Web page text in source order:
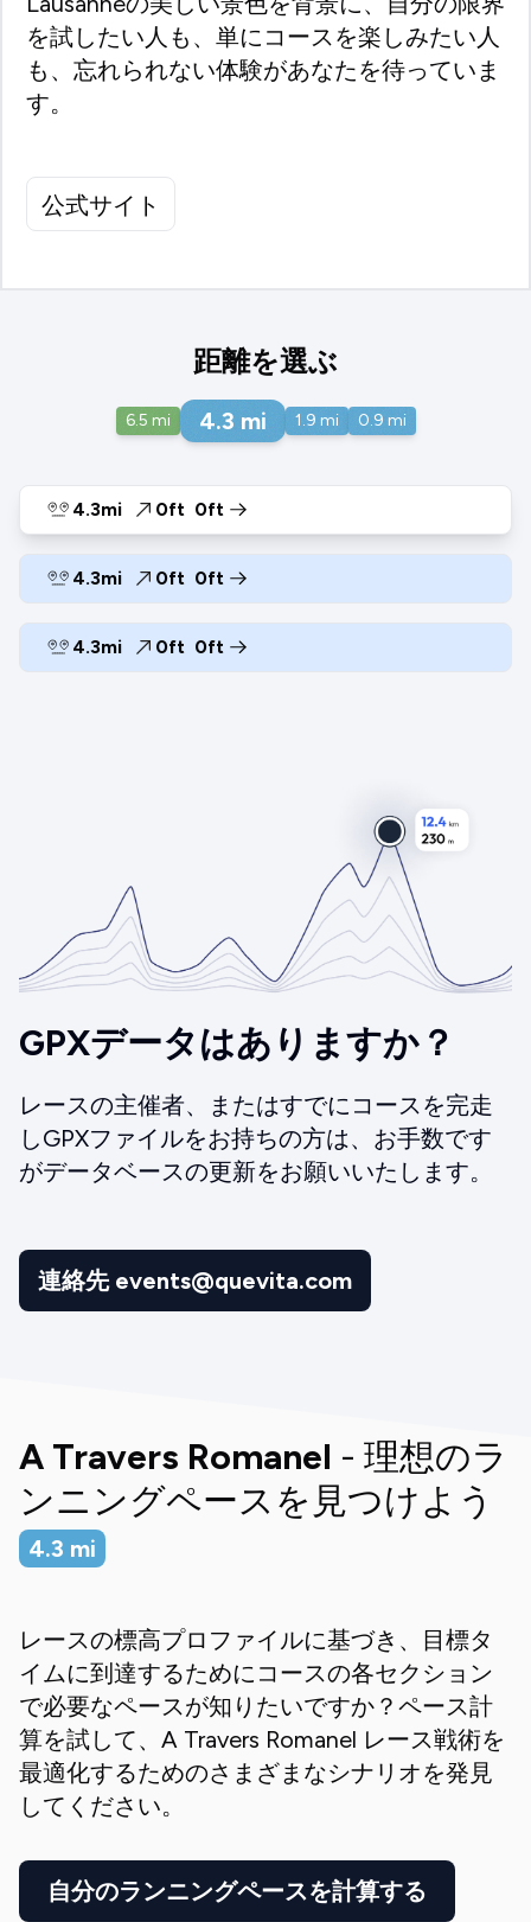
を試したい人も、単にコースを楽しみたい人
も、忘れられない体験があなたを待っていま
す。
公式サイト
距離を選ぶ
6.5 mi 4.3 mi 1.9 mi 0.9 mi
4.3mi 0ft 0ft
4.3mi 0ft 0ft
4.3mi 0ft 0ft
GPXデータはありますか？
レースの主催者、またはすでにコースを完走
しGPXファイルをお持ちの方は、お手数です
がデータベースの更新をお願いいたします。
連絡先 events@quevita.com
A Travers Romanel - 理想のラ
ンニングペースを見つけよう
4.3 mi
レースの標高プロファイルに基づき、目標タ
イムに到達するためにコースの各セクション
で必要なペースが知りたいですか？ペース計
算を試して、 A Travers Romanel レース戦術を
最適化するためのさまざまなシナリオを発見
してください。
自分のランニングペースを計算する